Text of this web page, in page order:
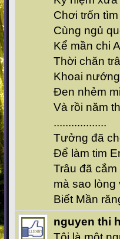
Chơi trốn tìm
Cùng ngủ
Kể mần chi
Thời chăn
Khoai
Đen nhẻm
Và rồi năm
..................
Tưởng đã
Để làm tim
Trâu đã cắm
mà sao lòng
Biết Mần
nguyen thi